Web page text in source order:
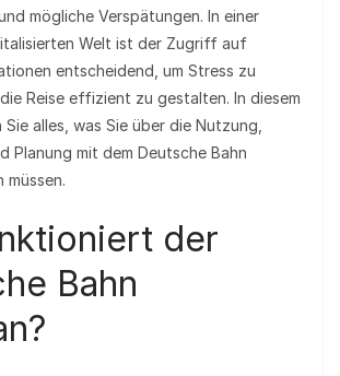
mögliche Verspätungen. In einer
Welt ist der Zugriff auf
entscheidend, um Stress zu
Reise effizient zu gestalten. In diesem
alles, was Sie über die Nutzung,
Planung mit dem Deutsche Bahn
müssen.
der
Bahn